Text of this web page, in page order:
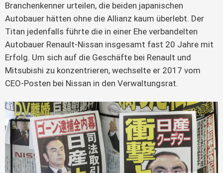
Branchenkenner urteilen, die beiden japanischen
Autobauer hätten ohne die Allianz kaum überlebt. Der
Titan jedenfalls führte die in einer Ehe verbandelten
Autobauer Renault-Nissan insgesamt fast 20 Jahre mit
Erfolg. Um sich auf die Geschäfte bei Renault und
Mitsubishi zu konzentrieren, wechselte er 2017 vom
CEO-Posten bei Nissan in den Verwaltungsrat.